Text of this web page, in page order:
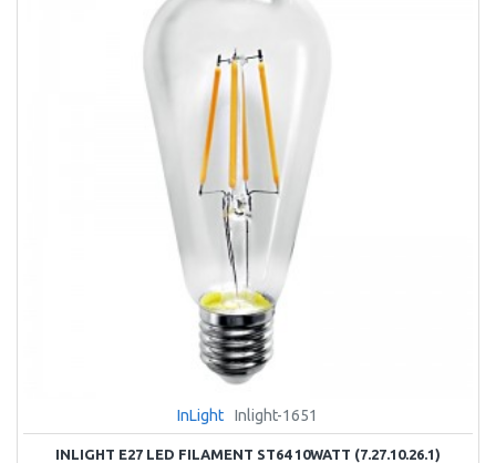
InLight Inlight-1651
INLIGHT E27 LED FILAMENT ST64 10WATT (7.27.10.26.1)